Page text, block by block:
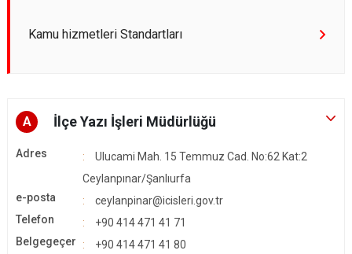
Kamu hizmetleri Standartları
A İlçe Yazı İşleri Müdürlüğü
Adres
Ulucami Mah. 15 Temmuz Cad. No:62 Kat:2
Ceylanpınar/Şanlıurfa
e-posta
ceylanpinar@icisleri.gov.tr
Telefon
+90 414 471 41 71
Belgegeçer
+90 414 471 41 80